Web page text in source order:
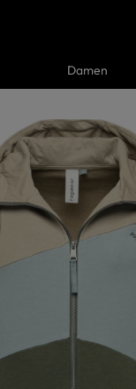
Damen